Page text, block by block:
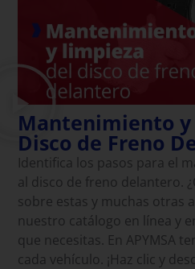
Mantenimiento
Disco de Freno
Identifica los pasos para el
al disco de freno delantero.
sobre estas y muchas otras
nuestro catálogo en línea y
que necesitas. En APYMSA
cada vehículo. ¡Haz clic y